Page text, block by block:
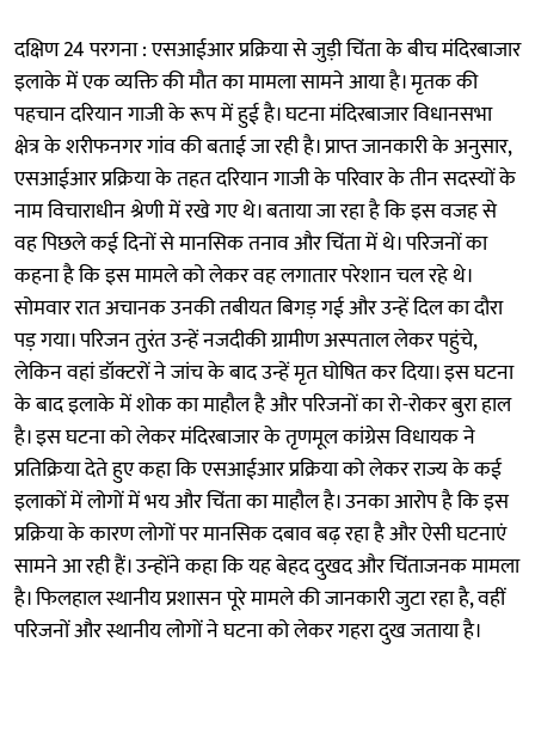
दक्षिण 24 परगना : एसआईआर प्रक्रिया से जुड़ी चिंता के बीच मंदिरबाजार
इलाके में एक व्यक्ति की मौत का मामला सामने आया है। मृतक की
पहचान दरियान गाजी के रूप में हुई है। घटना मंदिरबाजार विधानसभा
क्षेत्र के शरीफनगर गांव की बताई जा रही है। प्राप्त जानकारी के अनुसार,
एसआईआर प्रक्रिया के तहत दरियान गाजी के परिवार के तीन सदस्यों के
नाम विचाराधीन श्रेणी में रखे गए थे। बताया जा रहा है कि इस वजह से
वह पिछले कई दिनों से मानसिक तनाव और चिंता में थे। परिजनों का
कहना है कि इस मामले को लेकर वह लगातार परेशान चल रहे थे।
सोमवार रात अचानक उनकी तबीयत बिगड़ गई और उन्हें दिल का दौरा
पड़ गया। परिजन तुरंत उन्हें नजदीकी ग्रामीण अस्पताल लेकर पहुंचे,
लेकिन वहां डॉक्टरों ने जांच के बाद उन्हें मृत घोषित कर दिया। इस घटना
के बाद इलाके में शोक का माहौल है और परिजनों का रो-रोकर बुरा हाल
है। इस घटना को लेकर मंदिरबाजार के तृणमूल कांग्रेस विधायक ने
प्रतिक्रिया देते हुए कहा कि एसआईआर प्रक्रिया को लेकर राज्य के कई
इलाकों में लोगों में भय और चिंता का माहौल है। उनका आरोप है कि इस
प्रक्रिया के कारण लोगों पर मानसिक दबाव बढ़ रहा है और ऐसी घटनाएं
सामने आ रही हैं। उन्होंने कहा कि यह बेहद दुखद और चिंताजनक मामला
है। फिलहाल स्थानीय प्रशासन पूरे मामले की जानकारी जुटा रहा है, वहीं
परिजनों और स्थानीय लोगों ने घटना को लेकर गहरा दुख जताया है।